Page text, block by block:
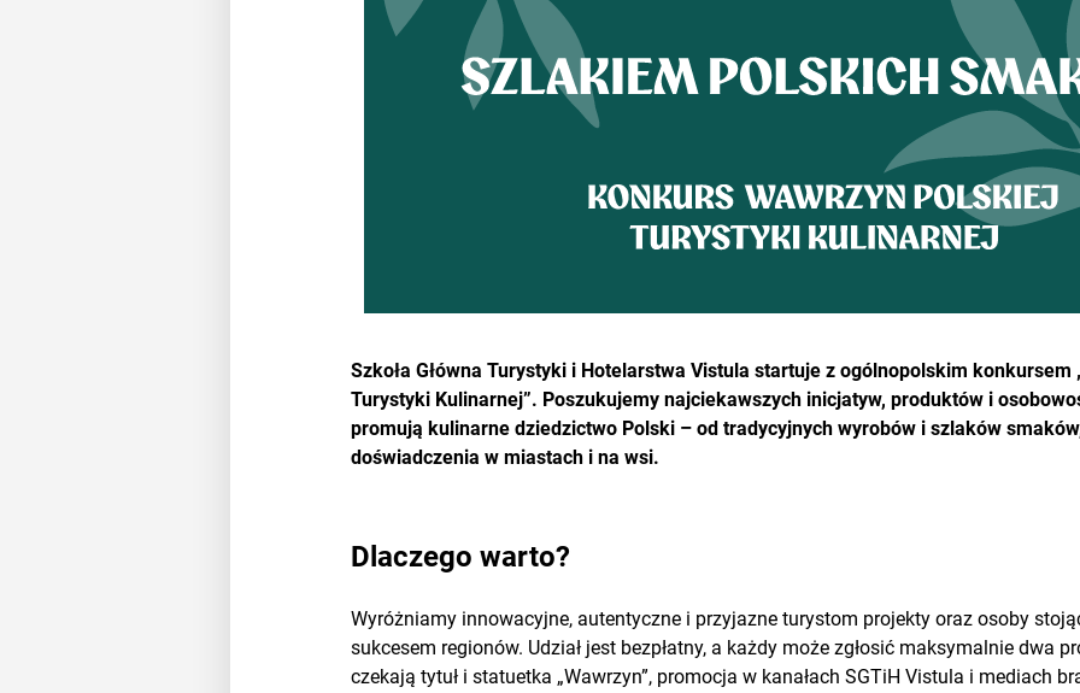
Szkoła Główna Turystyki i Hotelarstwa Vistula startuje z ogólnopolskim konkursem
Turystyki Kulinarnej”. Poszukujemy najciekawszych inicjatyw, produktów i
promują kulinarne dziedzictwo Polski – od tradycyjnych wyrobów i szlaków
doświadczenia w miastach i na wsi.
Dlaczego warto?
Wyróżniamy innowacyjne, autentyczne i przyjazne turystom projekty oraz osoby
sukcesem regionów. Udział jest bezpłatny, a każdy może zgłosić maksymalnie dwa
czekają tytuł i statuetka „Wawrzyn”, promocja w kanałach SGTiH Vistula i mediach